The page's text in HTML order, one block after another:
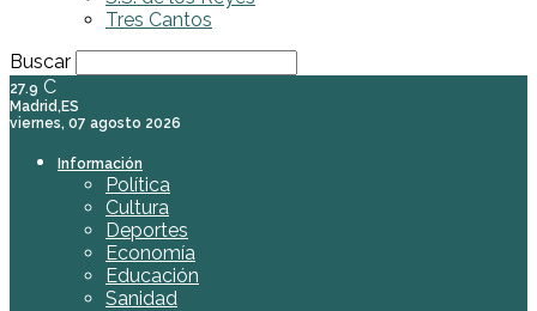
Tres Cantos
Buscar
27.9 C
Madrid,ES
viernes, 07 agosto 2026
Información
Política
Cultura
Deportes
Economía
Educación
Sanidad